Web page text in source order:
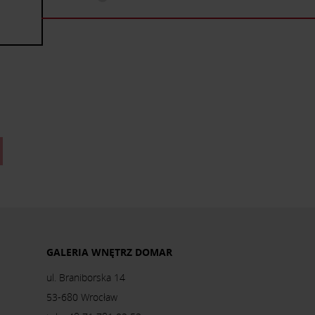
GALERIA WNĘTRZ DOMAR
ul. Braniborska 14
53-680 Wrocław